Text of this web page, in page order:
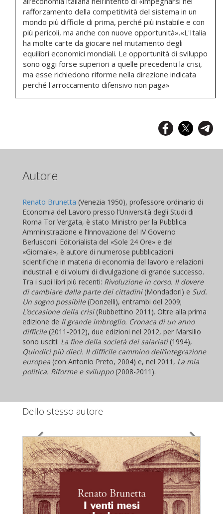
rafforzamento della competitività del sistema in un
mondo più difficile di prima, perché più instabile e con
più pericoli, ma anche con nuove opportunità».«L'Italia
ha molte carte da giocare nel mutamento degli
equilibri economici mondiali. Le opportunità di sviluppo
sono oggi forse superiori a quelle precedenti la crisi,
ma esse richiedono riforme nella direzione indicata
perché l'arroccamento difensivo non paga»
Autore
Renato Brunetta (Venezia 1950), professore ordinario di
Economia del Lavoro presso l’Università degli Studi di
Roma Tor Vergata, è stato Ministro per la Pubblica
Amministrazione e l’Innovazione del IV Governo
Berlusconi. Editorialista del «Sole 24 Ore» e del
«Giornale», è autore di numerose pubblicazioni
scientifiche in materia di economia del lavoro e relazioni
industriali e di volumi di divulgazione di grande successo.
Tra i suoi libri più recenti: Rivoluzione in corso. Il dovere
di cambiare dalla parte dei cittadini(Mondadori) e Sud.
Un sogno possibile(Donzelli), entrambi del 2009;
L’occasione della crisi(Rubbettino 2011). Oltre alla prima
edizione de Il grande imbroglio. Cronaca di un anno
difficile(2011-2012), due edizioni nel 2012, per Marsilio
sono usciti: La fine della società dei salariati(1994),
Quindici più dieci. Il difficile cammino dell’integrazione
europea (con Antonio Preto, 2004) e, nel 2011, La mia
politica. Riforme e sviluppo(2008-2011).
Dello stesso autore